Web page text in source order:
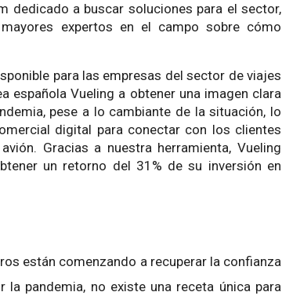
dedicado a buscar soluciones para el sector,
expertos en el campo sobre cómo
para las empresas del sector de viajes
española Vueling a obtener una imagen clara
pese a lo cambiante de la situación, lo
digital para conectar con los clientes
Gracias a nuestra herramienta, Vueling
un retorno del 31% de su inversión en
están comenzando a recuperar la confianza
pandemia, no existe una receta única para